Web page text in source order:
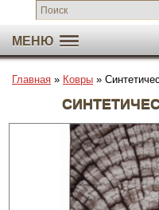
МЕНЮ
Главная » Ковры »
Во весь экран